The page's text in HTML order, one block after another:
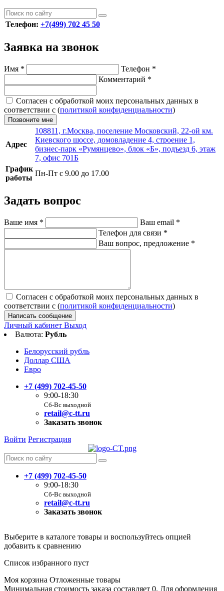
Телефон: +7(499) 702 45 50
Заявка на звонок
Имя * Телефон *
Комментарий *
Согласен с обработкой моих персональных данных в
соответствии с (политикой конфиденциальности)
Позвоните мне
Адрес
108811, г.Москва, поселение Московский, 22-ой км.
Киевского шоссе, домовладение 4, строение 1,
бизнес-парк «Румянцево», блок «Б», подъезд 6, этаж
7, офис 701Б
График
работы
Пн-Пт с 9.00 до 17.00
Задать вопрос
Ваше имя * Ваш email *
Телефон для связи *
Ваш вопрос, предложение *
Согласен с обработкой моих персональных данных в
соответствии с (политикой конфиденциальности)
Написать сообщение
Личный кабинет Выход
Валюта: Рубль
Белорусский рубль
Доллар США
Евро
+7 (499) 702-45-50
9:00-18:30
Сб-Вс выходной
retail@c-tt.ru
Заказать звонок
Войти Регистрация
+7 (499) 702-45-50
9:00-18:30
Сб-Вс выходной
retail@c-tt.ru
Заказать звонок
Выберите в каталоге товары и воспользуйтесь опцией
добавить к сравнению
Список избранного пуст
Моя корзина Отложенные товары
Минимальная стоимость заказа составляет 0. Для оформления